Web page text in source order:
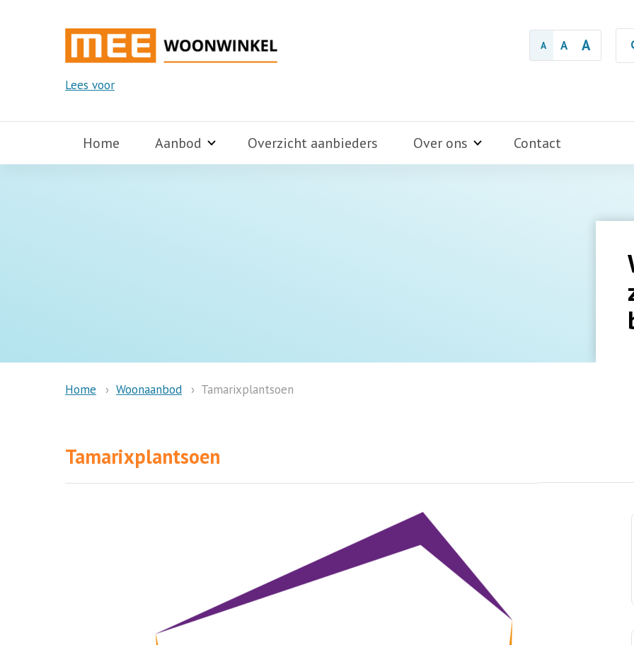
A A A
Lees voor
Home Aanbod Overzicht aanbieders Over ons Contact
Home Woonaanbod Tamarixplantsoen
Tamarixplantsoen